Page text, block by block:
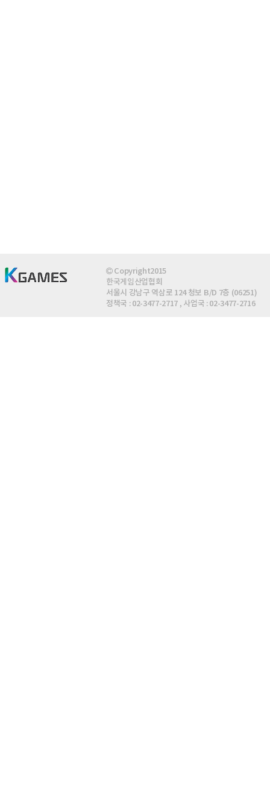
Copyright2015
한국게임산업협회
서울시 강남구 역삼로 124 청보 B/D 7층 (06251)
정책국 : 02-3477-2717 , 사업국 : 02-3477-2716